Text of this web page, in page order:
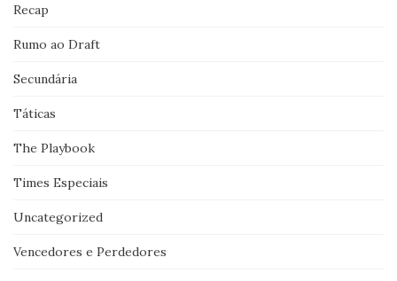
Recap
Rumo ao Draft
Secundária
Táticas
The Playbook
Times Especiais
Uncategorized
Vencedores e Perdedores